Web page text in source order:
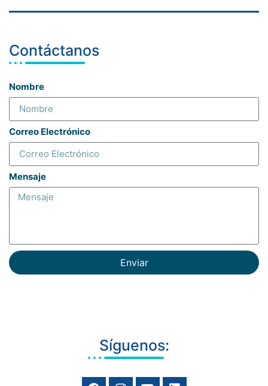
Contáctanos
Nombre
Correo Electrónico
Mensaje
Enviar
Síguenos: